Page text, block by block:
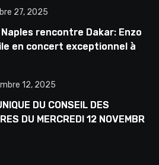
27, 2025
Naples rencontre Dakar: Enzo
en concert exceptionnel à
12, 2025
DU CONSEIL DES
DU MERCREDI 12 NOVEMBRE